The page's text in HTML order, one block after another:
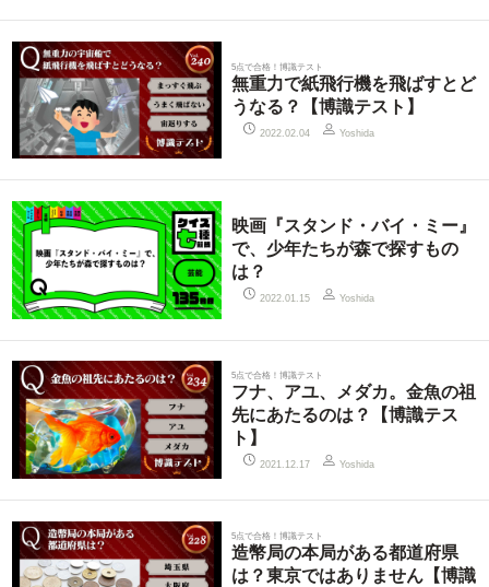
5点で合格！博識テスト
無重力で紙飛行機を飛ばすとど
うなる？【博識テスト】
2022.02.04 Yoshida
映画『スタンド・バイ・ミー』
で、少年たちが森で探すもの
は？
2022.01.15 Yoshida
5点で合格！博識テスト
フナ、アユ、メダカ。金魚の祖
先にあたるのは？【博識テス
ト】
2021.12.17 Yoshida
5点で合格！博識テスト
造幣局の本局がある都道府県
は？東京ではありません【博識